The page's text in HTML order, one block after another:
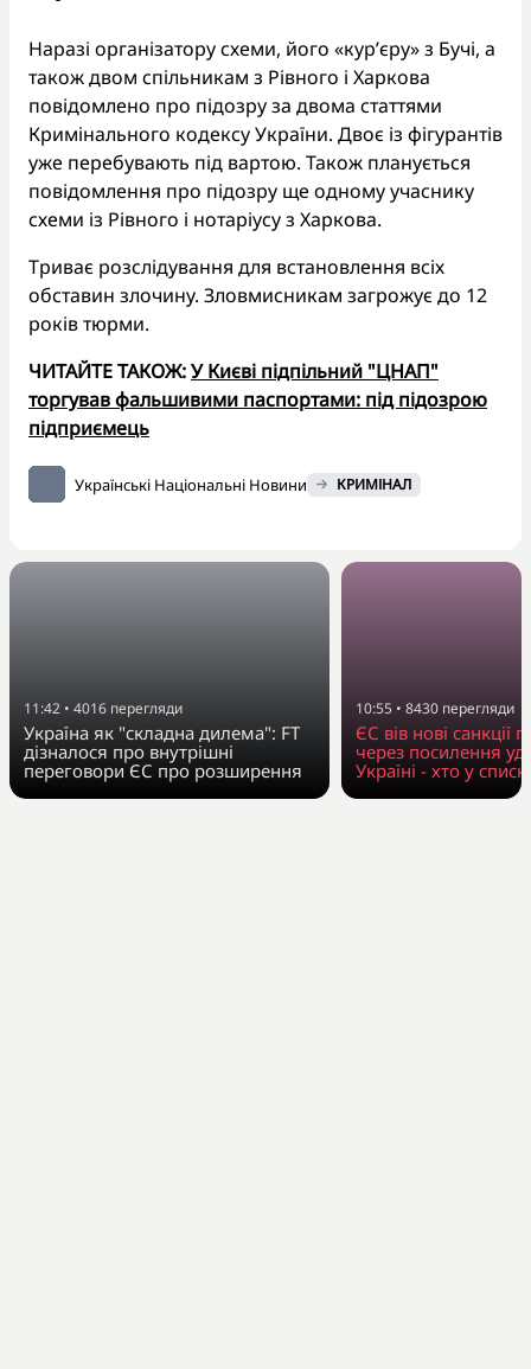
Наразі організатору схеми, його «кур’єру» з Бучі, а
також двом спільникам з Рівного і Харкова
повідомлено про підозру за двома статтями
Кримінального кодексу України. Двоє із фігурантів
уже перебувають під вартою. Також планується
повідомлення про підозру ще одному учаснику
схеми із Рівного і нотаріусу з Харкова.
Триває розслідування для встановлення всіх
обставин злочину. Зловмисникам загрожує до 12
років тюрми.
ЧИТАЙТЕ ТАКОЖ:У Києві підпільний "ЦНАП"
торгував фальшивими паспортами: під підозрою
підприємець
Українські Національні Новини КРИМІНАЛ
11:42 • 4016 перегляди
Україна як "складна дилема": FT
дізналося про внутрішні
переговори ЄС про розширення
10:55 • 8430 перегляди
ЄС вів нові санкції
через посилення
Україні - хто у